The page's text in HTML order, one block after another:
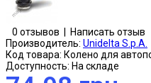
0 отзывов
Написать отзыв
Производитель: Unidelta S.p.A.
Код товара: Колено для
Доступность: На складе